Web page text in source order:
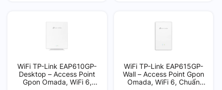
WiFi TP-Link EAP610GP-
Desktop – Access Point
Gpon Omada, WiFi 6,
WiFi TP-Link EAP615GP-
Wall – Access Point Gpon
Omada, WiFi 6, Chuẩn